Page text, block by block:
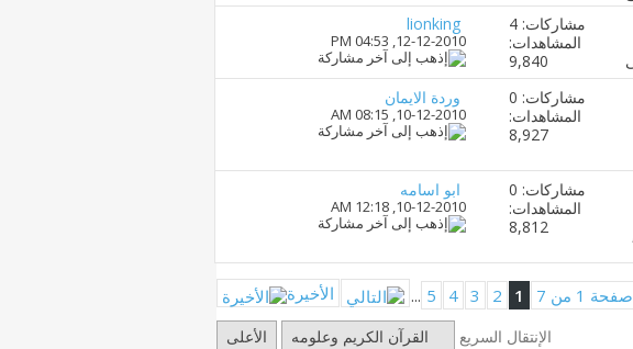
مشاركات: 4
المشاهدات:
9,840
lionking
12-12-2010,
04:53 PM
مشاركات: 0
المشاهدات:
8,927
وردة الايمان
10-12-2010,
08:15 AM
مشاركات: 0
المشاهدات:
8,812
ابو اسامه
10-12-2010,
12:18 AM
صفحة 1 من 7 1
2
3
4
5
... الأخيرة
الإنتقال السريع القرآن الكريم وعلومه الأعلى